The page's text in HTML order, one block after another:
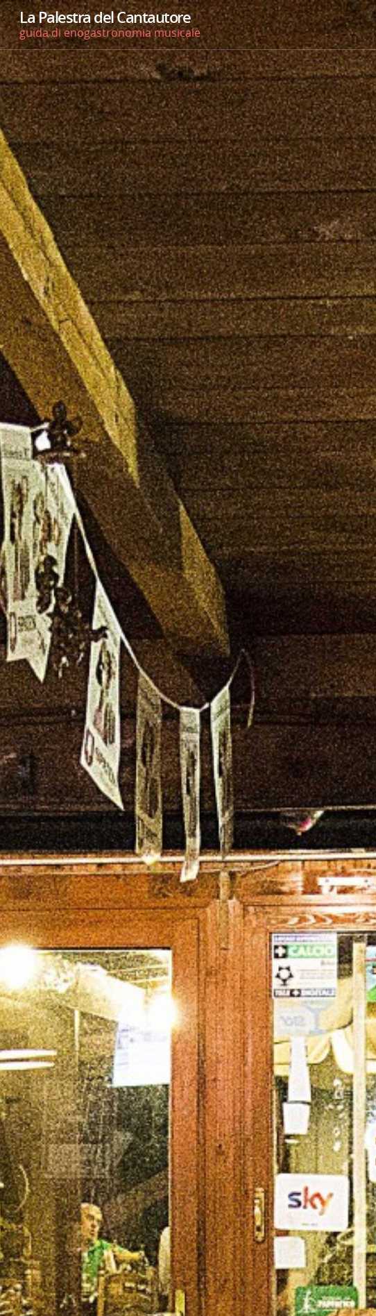
La Palestra del Cantautore
guida di enogastronomia musicale